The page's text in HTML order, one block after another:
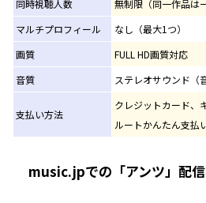
同時視聴人数
無制限（同一作品は
マルチプロフィール
なし（最大1つ）
画質
FULL HD画質対応
音質
ステレオサウンド（
支払い方法
クレジットカード、
ルートかんたん支払
music.jpでの「アンツ」配